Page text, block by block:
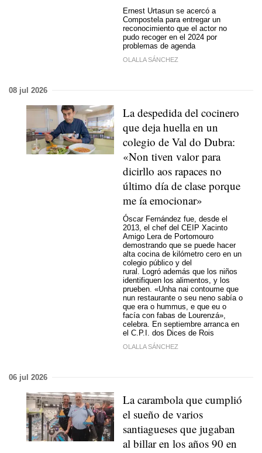
Ernest Urtasun se acercó a
Compostela para entregar un
reconocimiento que el actor no
pudo recoger en el 2024 por
problemas de agenda
OLALLA SÁNCHEZ
08 jul 2026
La despedida del cocinero
que deja huella en un
colegio de Val do Dubra:
«Non tiven valor para
dicirllo aos rapaces no
último día de clase porque
me ía emocionar»
Óscar Fernández fue, desde el
2013, el chef del CEIP Xacinto
Amigo Lera de Portomouro
demostrando que se puede hacer
alta cocina de kilómetro cero en un
colegio público y del
rural. Logró además que los niños
identifiquen los alimentos, y los
prueben. «Unha nai contoume que
nun restaurante o seu neno sabía o
que era o hummus, e que eu o
facía con fabas de Lourenzá»,
celebra. En septiembre arranca en
el C.P.I. dos Dices de Rois
OLALLA SÁNCHEZ
06 jul 2026
La carambola que cumplió
el sueño de varios
santiagueses que jugaban
al billar en los años 90 en